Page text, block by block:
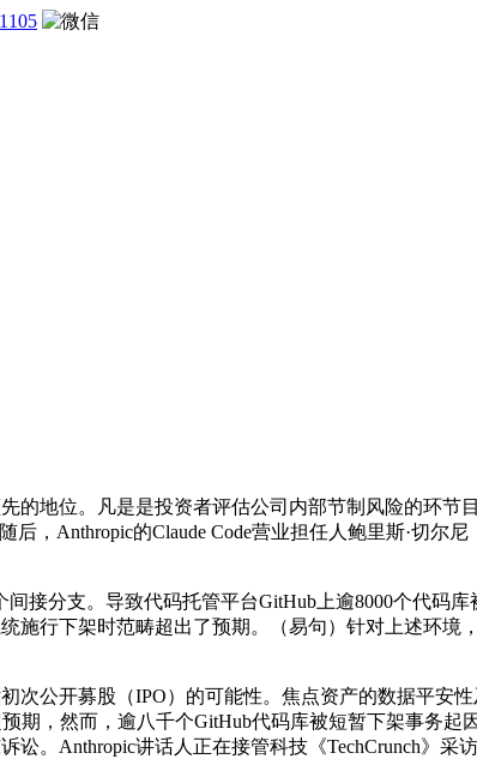
地位。凡是是投资者评估公司内部节制风险的环节
，Anthropic的Claude Code营业担任人鲍里斯·切尔
分支。导致代码托管平台GitHub上逾8000个代码库
施行下架时范畴超出了预期。（易句）针对上述环境
公开募股（IPO）的可能性。焦点资产的数据平安
期，然而，逾八千个GitHub代码库被短暂下架事务
。Anthropic讲话人正在接管科技《TechCrunch》采